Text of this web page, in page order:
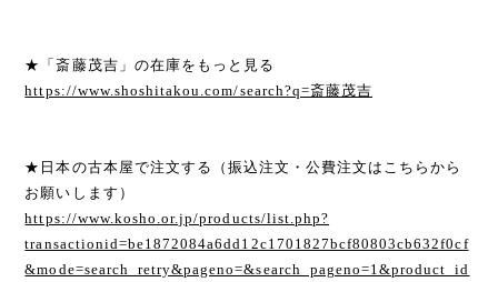
★「斎藤茂吉」の在庫をもっと見る
https://www.shoshitakou.com/search?q=斎藤茂吉
★日本の古本屋で注文する（振込注文・公費注文はこちらから
お願いします）
https://www.kosho.or.jp/products/list.php?
transactionid=be1872084a6dd12c1701827bcf80803cb632f0cf
&mode=search_retry&pageno=&search_pageno=1&product_id